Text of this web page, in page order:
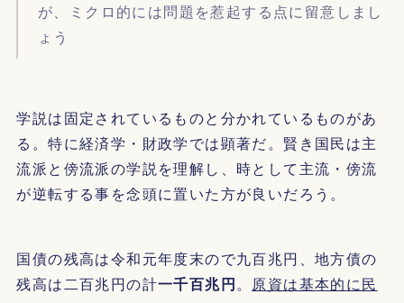
が、ミクロ的には問題を惹起する点に留意しまし
ょう
学説は固定されているものと分かれているものがあ
る。特に経済学・財政学では顕著だ。賢き国民は主
流派と傍流派の学説を理解し、時として主流・傍流
が逆転する事を念頭に置いた方が良いだろう。
国債の残高は令和元年度末ので九百兆円、地方債の
残高は二百兆円の計一千百兆円。 原資は基本的に民